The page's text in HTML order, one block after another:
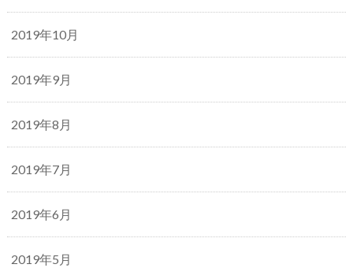
2019年10月
2019年9月
2019年8月
2019年7月
2019年6月
2019年5月